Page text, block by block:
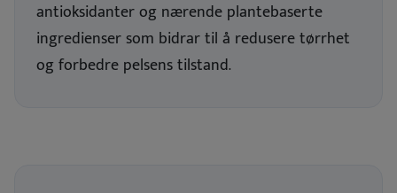
antioksidanter og nærende plantebaserte
ingredienser som bidrar til å redusere tørrhet
og forbedre pelsens tilstand.